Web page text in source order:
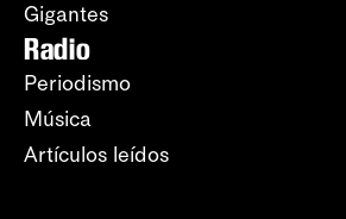
Gigantes
Radio
Periodismo
Música
Artículos leídos